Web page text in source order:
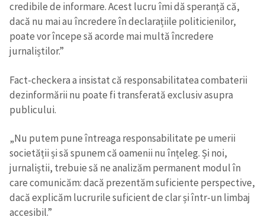
credibile de informare. Acest lucru îmi dă speranță că,
dacă nu mai au încredere în declarațiile politicienilor,
poate vor începe să acorde mai multă încredere
jurnaliștilor.”
Fact-checkera a insistat că responsabilitatea combaterii
dezinformării nu poate fi transferată exclusiv asupra
publicului.
„Nu putem pune întreaga responsabilitate pe umerii
societății și să spunem că oamenii nu înțeleg. Și noi,
jurnaliștii, trebuie să ne analizăm permanent modul în
care comunicăm: dacă prezentăm suficiente perspective,
dacă explicăm lucrurile suficient de clar și într-un limbaj
accesibil.”
Titlu știre
Mesajul știrei
+ Mesajul știrei